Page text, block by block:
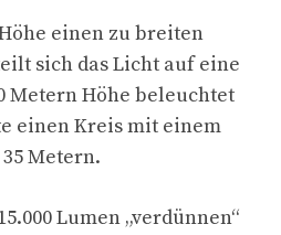
einen zu breiten
sich das Licht auf eine
Metern Höhe beleuchtet
einen Kreis mit einem
Metern.
Lumen „verdünnen“